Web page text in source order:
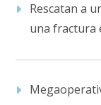
Rescatan a
una fractura